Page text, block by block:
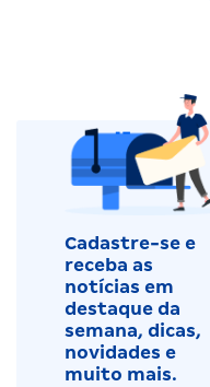
Cadastre-se e
receba as
notícias em
destaque da
semana, dicas,
novidades e
muito mais.